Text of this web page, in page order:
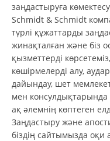
заңдастыруға
Schmidt & Schmidt
түрлі құжаттарды
жинақталған және біз
қызметтерді
көшірмелерді алу,
дайындау, шет
мен консулдықтарында
ақ әлемнің көптеген
Заңдастыру және
біздің сайтымызда оқи